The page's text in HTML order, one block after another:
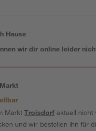
Hause
wir dir online leider
MarktTroisdorfaktuell nicht
und wir bestellen ihn für